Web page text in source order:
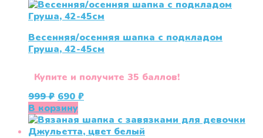
Весенняя/осенняя шапка с подкладом
Груша, 42-45см
Купите и получите 35 баллов!
999₽ Первоначальная
цена
составляла
999 ₽.
690 ₽Текущая
690 ₽.
В корзину